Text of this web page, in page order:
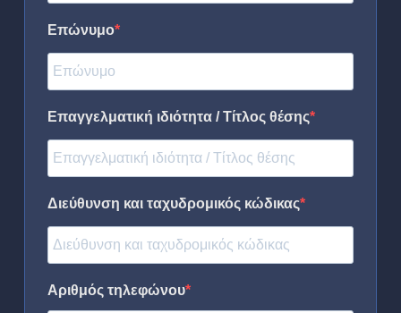
Επώνυμο
Επαγγελματική ιδιότητα / Τίτλος θέσης
Διεύθυνση και ταχυδρομικός κώδικας
Αριθμός τηλεφώνου